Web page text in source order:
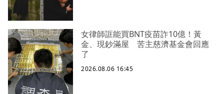
女律師誆能買BNT疫苗詐10億！黃
金、現鈔滿屋 苦主慈濟基金會回應
了
2026.08.06 16:45